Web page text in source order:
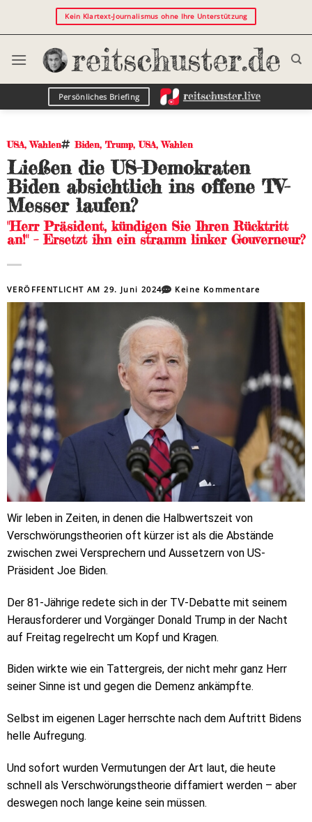
Kein Klartext-Journalismus ohne Ihre Unterstützung
Persönliches Briefing
USA,Wahlen Biden, Trump,USA,Wahlen
Ließen die US-Demokraten
Biden absichtlich ins offene TV-
Messer laufen?
"Herr Präsident, kündigen Sie Ihren Rücktritt
an!" – Ersetzt ihn ein stramm linker Gouverneur?
VERÖFFENTLICHT AM29. Juni 2024 Keine Kommentare
Wir leben in Zeiten, in denen die Halbwertszeit von
Verschwörungstheorien oft kürzer ist als die Abstände
zwischen zwei Versprechern und Aussetzern von US-
Präsident Joe Biden.
Der 81-Jährige redete sich in der TV-Debatte mit seinem
Herausforderer und Vorgänger Donald Trump in der Nacht
auf Freitag regelrecht um Kopf und Kragen.
Biden wirkte wie ein Tattergreis, der nicht mehr ganz Herr
seiner Sinne ist und gegen die Demenz ankämpfte.
Selbst im eigenen Lager herrschte nach dem Auftritt Bidens
helle Aufregung.
Und sofort wurden Vermutungen der Art laut, die heute
schnell als Verschwörungstheorie diffamiert werden – aber
deswegen noch lange keine sein müssen.